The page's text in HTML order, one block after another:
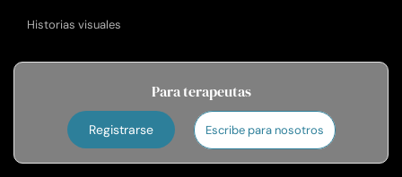
Historias visuales
Para terapeutas
Registrarse Escribe para nosotros